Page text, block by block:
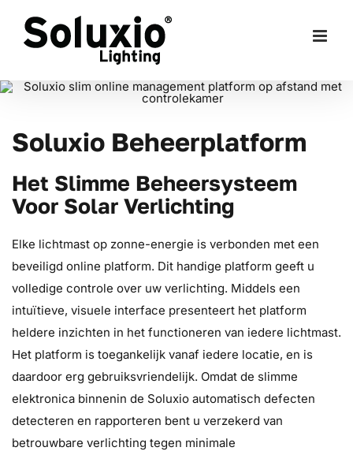
Soluxio Beheerplatform
Het Slimme Beheersysteem
Voor Solar Verlichting
Elke lichtmast op zonne-energie is verbonden met een
beveiligd online platform. Dit handige platform geeft u
volledige controle over uw verlichting. Middels een
intuïtieve, visuele interface presenteert het platform
heldere inzichten in het functioneren van iedere lichtmast.
Het platform is toegankelijk vanaf iedere locatie, en is
daardoor erg gebruiksvriendelijk. Omdat de slimme
elektronica binnenin de Soluxio automatisch defecten
detecteren en rapporteren bent u verzekerd van
betrouwbare verlichting tegen minimale